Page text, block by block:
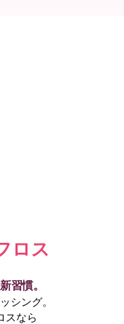
ロス
習慣。
シング。
スなら